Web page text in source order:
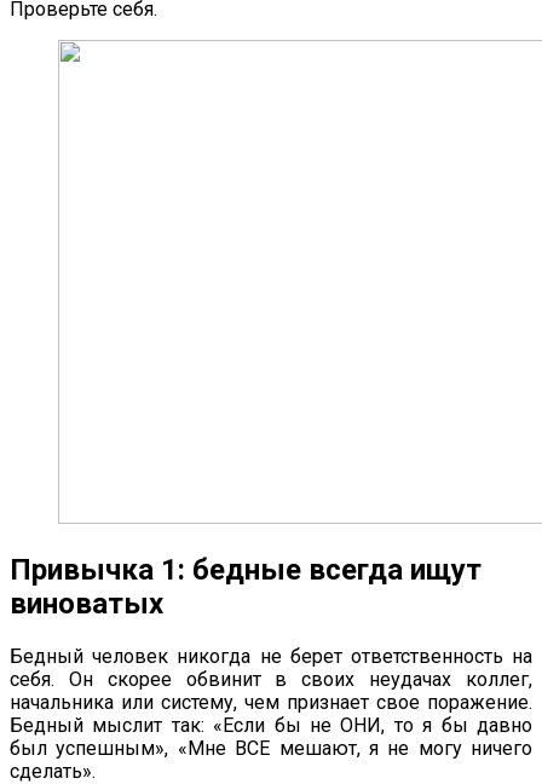
Проверьте себя.
Привычка 1: бедные всегда ищут
виноватых
Бедный человек никогда не берет ответственность на
себя. Он скорее обвинит в своих неудачах коллег,
начальника или систему, чем признает свое поражение.
Бедный мыслит так: «Если бы не ОНИ, то я бы давно
был успешным», «Мне ВСЕ мешают, я не могу ничего
сделать».